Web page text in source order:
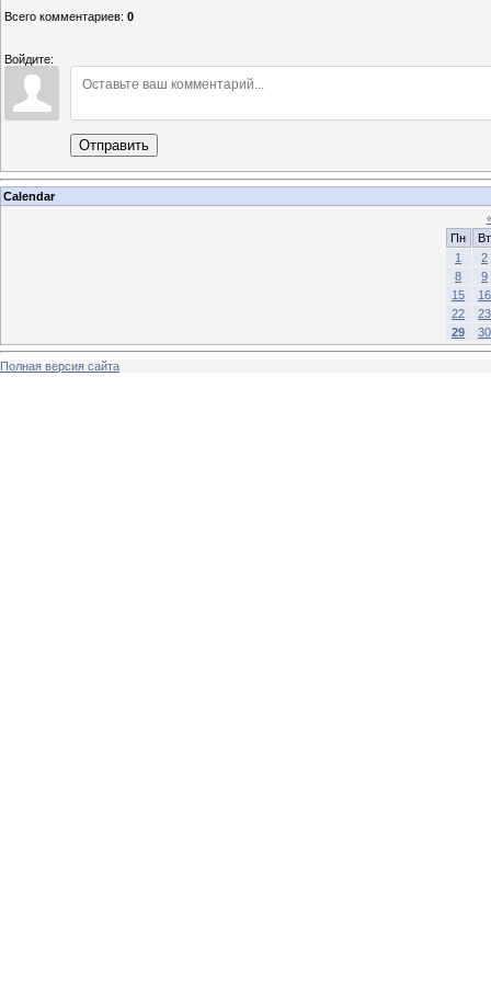
Всего комментариев: 0
Войдите:
Отправить
Calendar
Пн
Вт
1
2
8
9
15
16
22
23
29
30
Полная версия сайта